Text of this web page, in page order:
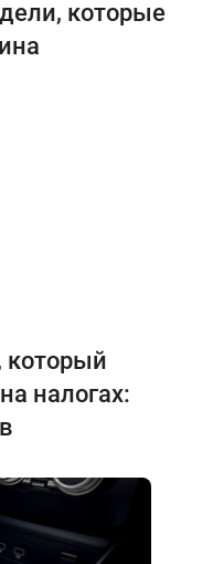
которые
который
налогах: